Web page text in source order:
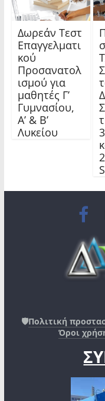
Δωρεάν Τεστ
Επαγγελματι
κού
Προσανατολ
ισμού για
μαθητές Γ’
Γυμνασίου,
Α’ & Β’
Λυκείου
🛡️Πολιτική
Όροι